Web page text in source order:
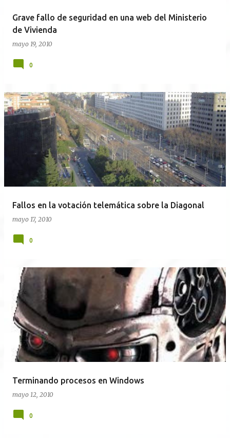
Grave fallo de seguridad en una web del Ministerio
de Vivienda
mayo 19, 2010
0
Fallos en la votación telemática sobre la Diagonal
mayo 17, 2010
0
Terminando procesos en Windows
mayo 12, 2010
0